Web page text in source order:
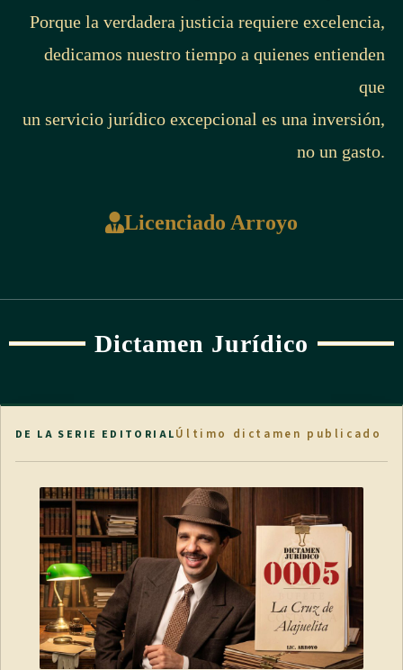
Porque la verdadera justicia requiere excelencia,
dedicamos nuestro tiempo a quienes entienden
que
un servicio jurídico excepcional es una inversión,
no un gasto.
Licenciado Arroyo
Dictamen Jurídico
DE LA SERIE EDITORIALÚltimo dictamen publicado